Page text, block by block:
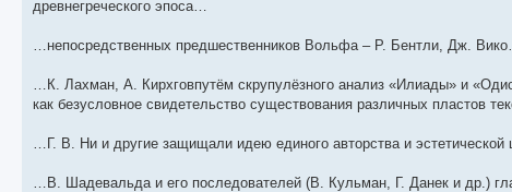
древнегреческого эпоса…
…непосредственных предшественников Вольфа – Р. Бентли, Дж.
…К. Лахман, А. Кирхговпутём скрупулёзного анализ «Илиады» и
как безусловное свидетельство существования различных пластов
…Г. В. Ни и другие защищали идею единого авторства и эстетической
…В. Шадевальда и его последователей (В. Кульман, Г. Данек и др.)